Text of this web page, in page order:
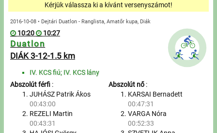
Üzenetek
Sportolók
Sportoló keresés
Nevezés
Sportágak
Kérjük válassza ki a kívánt versenyszámot!
2016-10-08 • Dejtári Duatlon - Ranglista, Amatőr kupa, Diák
10:20 10:27
Duatlon
DIÁK 3-12-1.5 km
IV. KCS fiú; IV. KCS lány
Abszolút férfi :
JUHÁSZ Patrik Ákos
00:43:00
REZELI Martin
00:43:31
Abszolút nő:
KARSAI Bernadett
00:47:31
VARGA Nóra
00:52:33